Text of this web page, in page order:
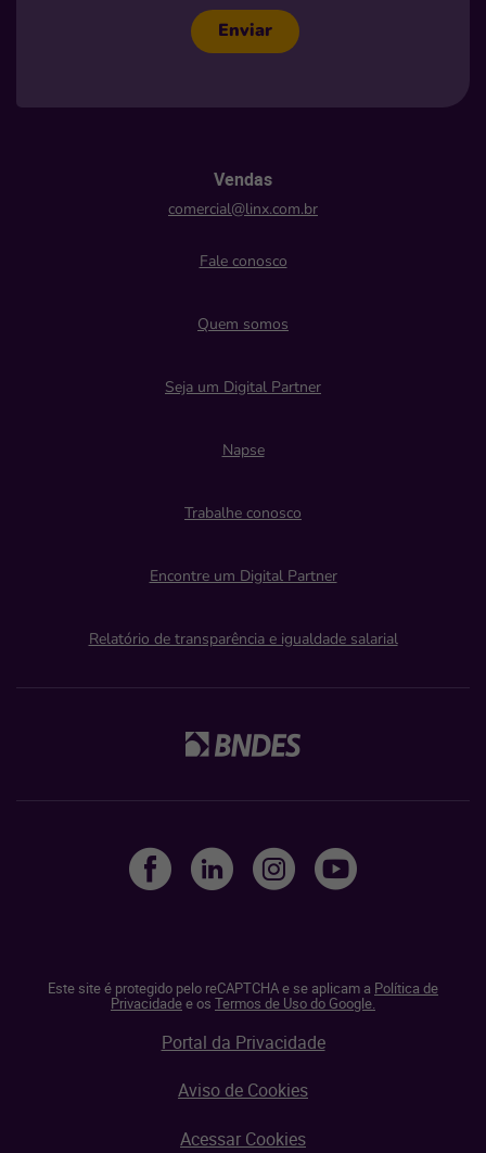
Enviar
Vendas
comercial@linx.com.br
Fale conosco
Quem somos
Seja um Digital Partner
Napse
Trabalhe conosco
Encontre um Digital Partner
Relatório de transparência e igualdade salarial
Este site é protegido pelo reCAPTCHA e se aplicam a Política de
Privacidadee os Termos de Uso do Google.
Portal da Privacidade
Aviso de Cookies
Acessar Cookies